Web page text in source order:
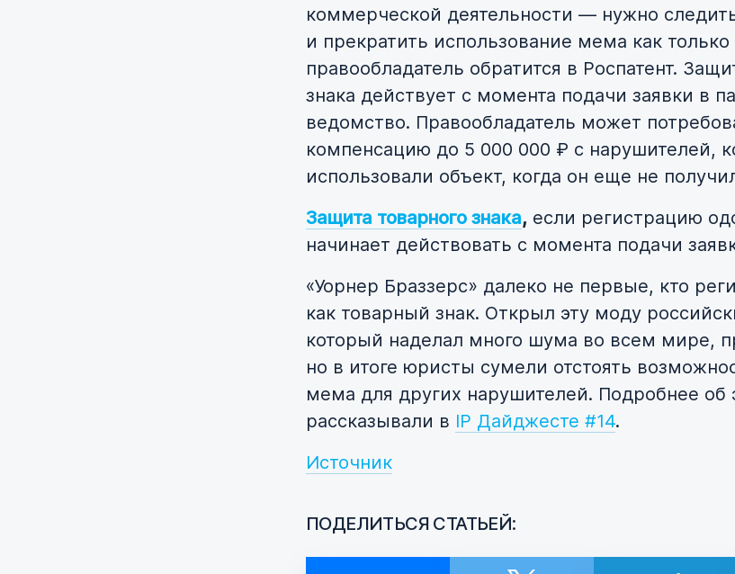
коммерческой деятельности — нужно
и прекратить использование мема как только
правообладатель обратится в Роспатент.
знака действует с момента подачи заявки в
ведомство. Правообладатель может
компенсацию до 5 000 000 ₽ с нарушителей,
использовали объект, когда он еще не
Защита товарного знака, если регистрацию
начинает действовать с момента подачи
«Уорнер Браззерс» далеко не первые, кто
как товарный знак. Открыл эту моду
который наделал много шума во всем мире,
но в итоге юристы сумели отстоять
мема для других нарушителей. Подробнее об
рассказывали в IP Дайджесте #14.
Источник
ПОДЕЛИТЬСЯ СТАТЬЕЙ: